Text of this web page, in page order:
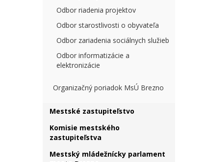
Odbor riadenia projektov
Odbor starostlivosti o obyvateľa
Odbor zariadenia sociálnych služieb
Odbor informatizácie a
elektronizácie
Organizačný poriadok MsÚ Brezno
Mestské zastupiteľstvo
Komisie mestského
zastupiteľstva
Mestský mládežnícky parlament